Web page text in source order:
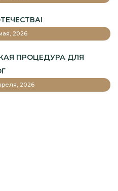
2026
ПРОЦЕДУРА ДЛЯ
2026